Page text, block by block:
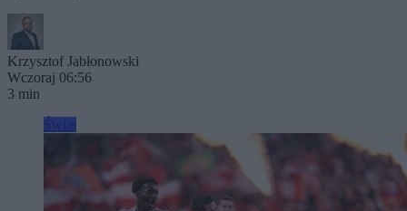
Krzysztof Jabłonowski
Wczoraj 06:56
3 min